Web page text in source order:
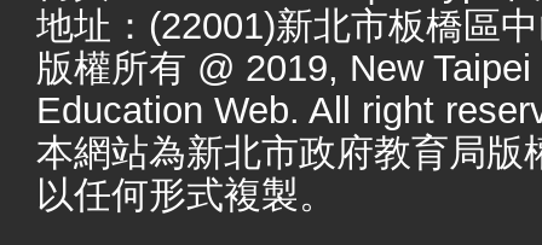
地址：(22001)新北市板橋
版權所有 @ 2019, New
Education Web. All right
本網站為新北市政府教育局版
以任何形式複製。